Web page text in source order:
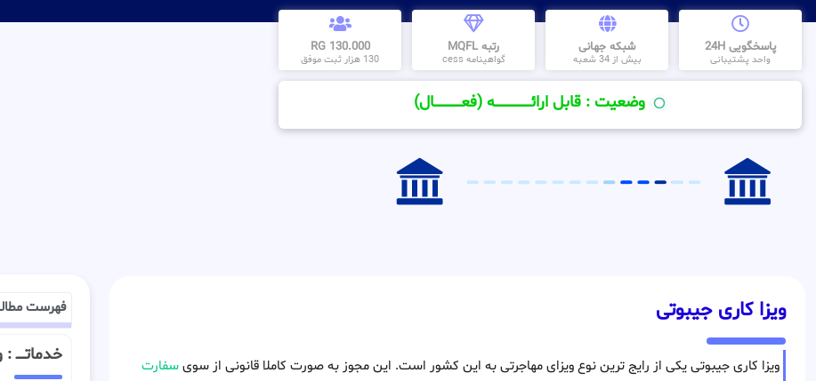
پاسخگویی 24H
واحد پشتیبانی
شبکه جهانی
بیش از 34 شعبه
رتبه MQFL
گواهینامه cess
130.000 RG
130 هزار ثبت موفق
وضعیت : قابل ارائــــــــــــــــــــه (فعـــــــــــــــال)
ویزا کاری جیبوتی
ویزا کاری جیبوتی یکی از رایج ترین نوع ویزای مهاجرتی به این کشور است. این مجوز به صورت کاملا قانونی از سویسفارت
فهرست